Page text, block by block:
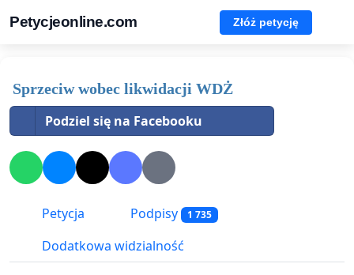
Petycjeonline.com Złóż petycję
Sprzeciw wobec likwidacji WDŻ
Podziel się na Facebooku
Petycja Podpisy 1 735
Dodatkowa widzialność